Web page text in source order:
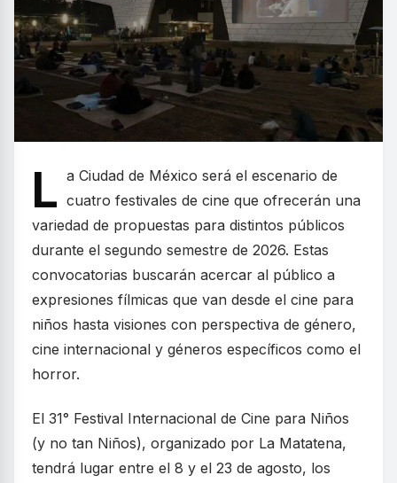
L a Ciudad de México será el escenario de
cuatro festivales de cine que ofrecerán una
variedad de propuestas para distintos públicos
durante el segundo semestre de 2026. Estas
convocatorias buscarán acercar al público a
expresiones fílmicas que van desde el cine para
niños hasta visiones con perspectiva de género,
cine internacional y géneros específicos como el
horror.
El 31° Festival Internacional de Cine para Niños
(y no tan Niños), organizado por La Matatena,
tendrá lugar entre el 8 y el 23 de agosto, los